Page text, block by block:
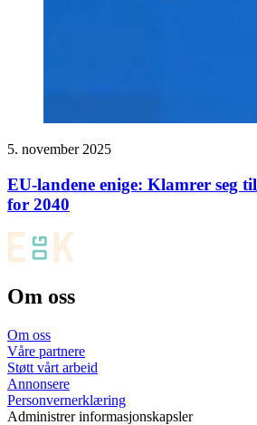
5. november 2025
EU-landene enige: Klamrer seg
for 2040
Om oss
Om oss
Våre partnere
Støtt vårt arbeid
Annonsere
Personvernerklæring
Administrer informasjonskapsler